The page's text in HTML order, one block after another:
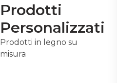
Prodotti
Personalizzati
Prodotti in legno su
misura